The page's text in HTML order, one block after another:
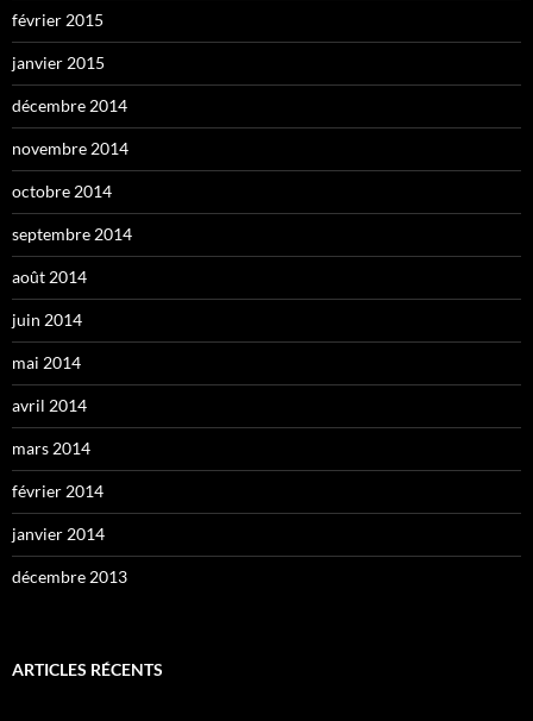
février 2015
janvier 2015
décembre 2014
novembre 2014
octobre 2014
septembre 2014
août 2014
juin 2014
mai 2014
avril 2014
mars 2014
février 2014
janvier 2014
décembre 2013
ARTICLES RÉCENTS